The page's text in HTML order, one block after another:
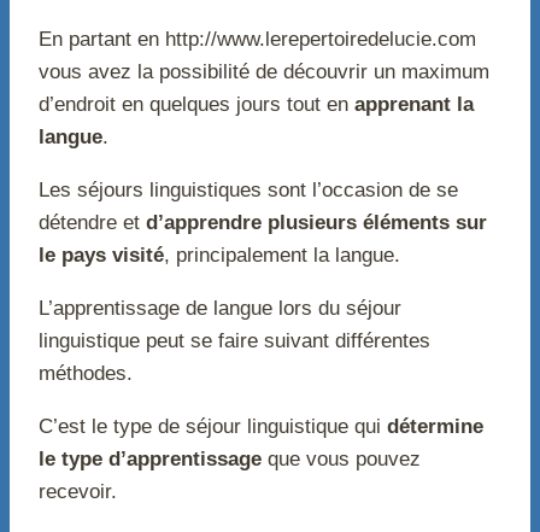
En partant en http://www.lerepertoiredelucie.com
vous avez la possibilité de découvrir un maximum
d’endroit en quelques jours tout en apprenant la
langue.
Les séjours linguistiques sont l’occasion de se
détendre et d’apprendre plusieurs éléments sur
le pays visité, principalement la langue.
L’apprentissage de langue lors du séjour
linguistique peut se faire suivant différentes
méthodes.
C’est le type de séjour linguistique qui détermine
le type d’apprentissage que vous pouvez
recevoir.